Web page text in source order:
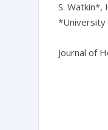
S. Watkin*,
*University
Journal of